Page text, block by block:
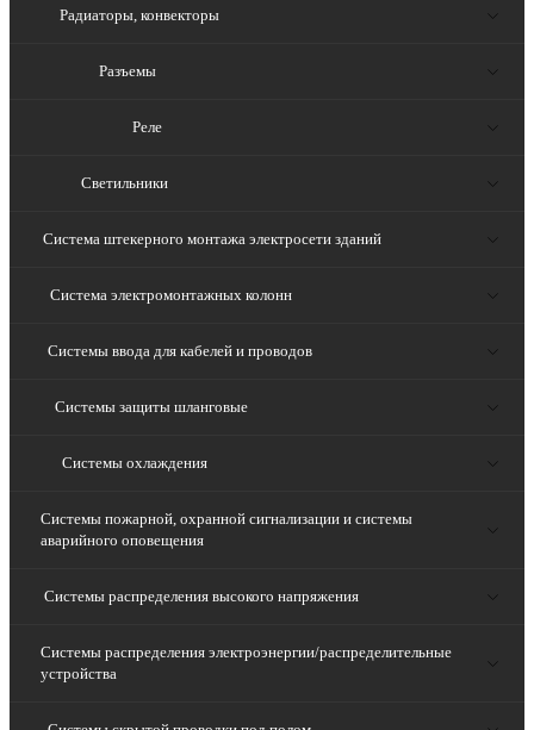
Радиаторы, конвекторы
Разъемы
Реле
Светильники
Система штекерного монтажа электросети зданий
Система электромонтажных колонн
Системы ввода для кабелей и проводов
Системы защиты шланговые
Системы охлаждения
Системы пожарной, охранной сигнализации и системы
аварийного оповещения
Системы распределения высокого напряжения
Системы распределения электроэнергии/распределительные
устройства